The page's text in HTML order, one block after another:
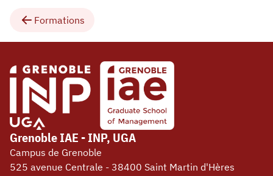
Formations
Grenoble IAE - INP, UGA
Campus de Grenoble
525 avenue Centrale - 38400 Saint Martin d'Hères